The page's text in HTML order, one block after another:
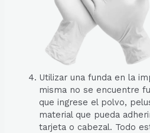
Utilizar una funda en la
misma no se encuentre
que ingrese el polvo,
material que pueda
tarjeta o cabezal. Todo